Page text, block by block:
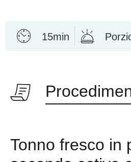
15min
Tonno fresco in